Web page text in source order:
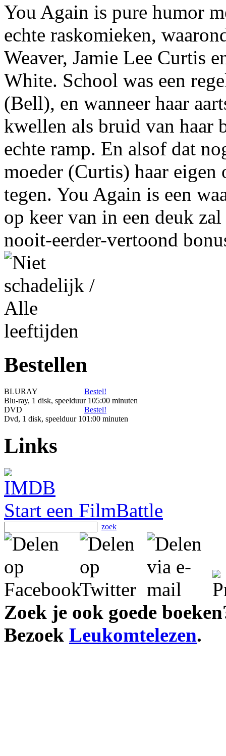
You Again is pure humor
echte raskomieken,
Weaver, Jamie Lee Curtis
White. School was een
(Bell), en wanneer haar
kwellen als bruid van haar
echte ramp. En alsof dat
moeder (Curtis) haar
tegen. You Again is een
op keer van in een deuk
nooit-eerder-vertoond
Bestellen
BLURAY
Bestel!
Blu-ray, 1 disk, speelduur 105:00 minuten
DVD
Bestel!
Dvd, 1 disk, speelduur 101:00 minuten
Links
Start een FilmBattle
zoek
Zoek je ook goede
Bezoek Leukomtelezen.